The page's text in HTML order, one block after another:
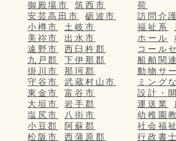
御殿場市
筑西市
安芸高田市
砺波市
小樽市
土岐市
美祢市
出水市
遠野市
西臼杵郡
九戸郡
下伊那郡
掛川市
那珂郡
守谷市
武蔵村山市
東金市
富谷市
大垣市
岩手郡
塩尻市
八街市
小豆郡
阿蘇郡
松阪市
西蒲原郡
荷
訪問介護
福祉系
ホール
コール
船舶関連
動物サ
ミング
設計・
運送業
幼稚園
社会福
行政書士